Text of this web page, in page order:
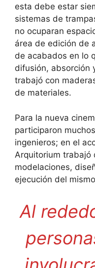
esta debe estar
sistemas de
no ocuparan
área de edición de
de acabados en lo
difusión, absorción
trabajó con
de materiales.
Para la nueva
participaron
ingenieros; en el
Arquitorium trabajó
modelaciones,
ejecución del
Al